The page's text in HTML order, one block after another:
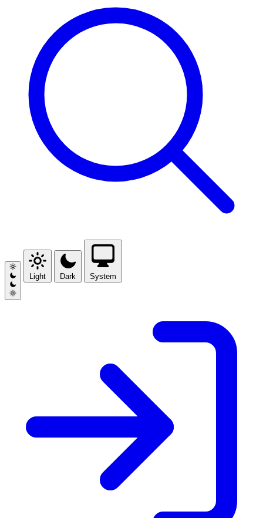
Light Dark System